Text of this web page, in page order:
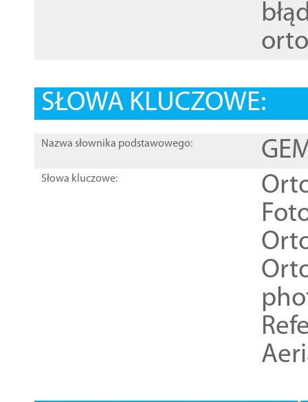
SŁOWA KLUCZOWE:
Nazwa słownika podstawowego:
Słowa kluczowe: